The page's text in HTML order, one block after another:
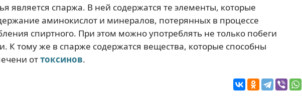
является спаржа. В ней содержатся те элементы, которые
аминокислот и минералов, потерянных в процессе
спиртного. При этом можно употреблять не только побеги
К тому же в спарже содержатся вещества, которые способны
оттоксинов.